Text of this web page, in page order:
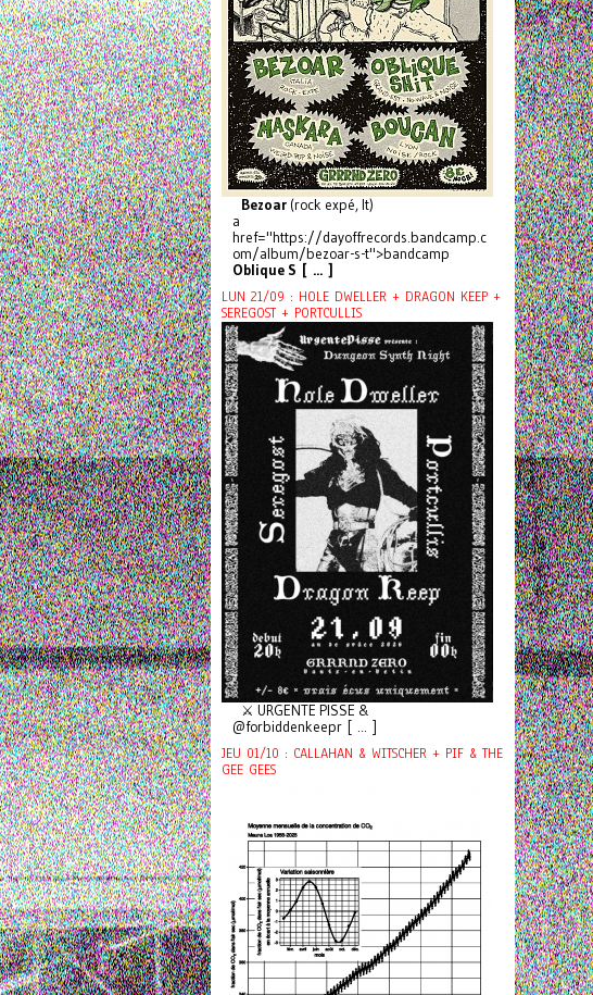
Bezoar (rock expé, It)
a
href="https://dayoffrecords.bandcamp.c
om/album/bezoar-s-t">bandcamp
Oblique S [ ... ]
LUN 21/09 : HOLE DWELLER + DRAGON KEEP +
SEREGOST + PORTCULLIS
⚔️ URGENTE PISSE &
@forbiddenkeepr [ ... ]
JEU 01/10 : CALLAHAN & WITSCHER + PIF & THE
GEE GEES